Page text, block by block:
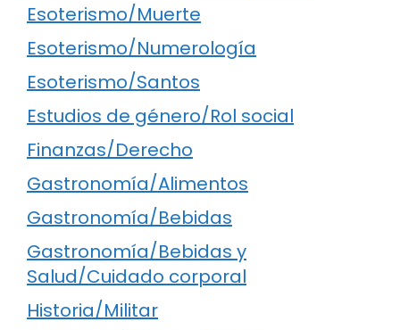
Esoterismo/Muerte
Esoterismo/Numerología
Esoterismo/Santos
Estudios de género/Rol social
Finanzas/Derecho
Gastronomía/Alimentos
Gastronomía/Bebidas
Gastronomía/Bebidas y
Salud/Cuidado corporal
Historia/Militar